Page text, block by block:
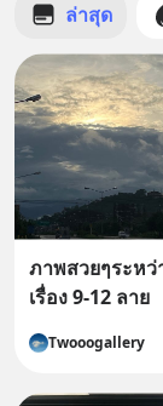
ล่าสุด
ภาพสวยๆระหว่
เรื่อง 9-12 ลาย
Twooogallery